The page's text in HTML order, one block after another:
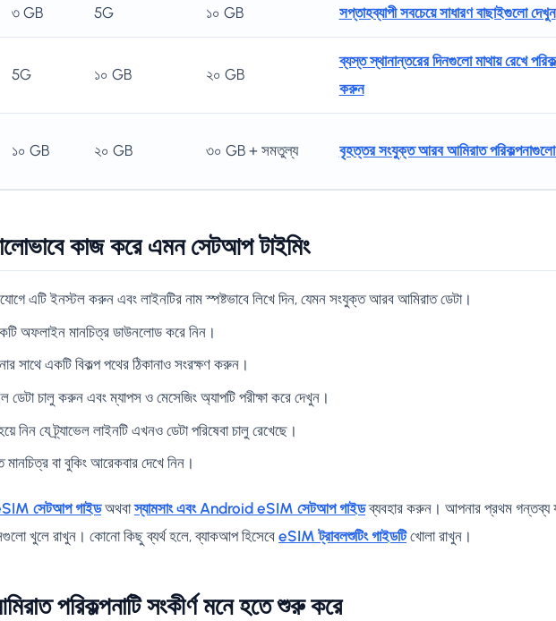
৩ GB 5G ১০ GB সপ্তাহব্যাপী সবচেয়ে সাধারণ বাছাইগুলো দেখুন
5G ১০ GB ২০ GB
ব্যস্ত স্থানান্তরের দিনগুলো মাথায় রেখে
করুন
১০ GB ২০ GB ৩০ GB + সমতুল্য বৃহত্তর সংযুক্ত আরব আমিরাত
কাজ করে এমন সেটআপ টাইমিং
এটি ইনস্টল করুন এবং লাইনটির নাম স্পষ্টভাবে লিখে দিন, যেমন সংযুক্ত আরব আমিরাত ডেটা।
অফলাইন মানচিত্র ডাউনলোড করে নিন।
সাথে একটি বিকল্প পথের ঠিকানাও সংরক্ষণ করুন।
চালু করুন এবং ম্যাপস ও মেসেজিং অ্যাপটি পরীক্ষা করে দেখুন।
নিন যে ট্র্যাভেল লাইনটি এখনও ডেটা পরিষেবা চালু রেখেছে।
বা বুকিং আরেকবার দেখে নিন।
সেটআপ গাইডঅথবাস্যামসাং এবং Android eSIM সেটআপ গাইডব্যবহার করুন। আপনার প্রথম গন্তব্য
খুলে রাখুন। কোনো কিছু ব্যর্থ হলে, ব্যাকআপ হিসেবে eSIM ট্রাবলশুটিং গাইডটিখোলা রাখুন।
পরিকল্পনাটি সংকীর্ণ মনে হতে শুরু করে